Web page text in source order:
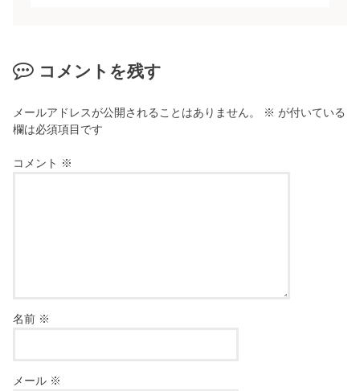
コメントを残す
メールアドレスが公開されることはありません。 ※ が付いている
欄は必須項目です
コメント ※
名前 ※
メール ※